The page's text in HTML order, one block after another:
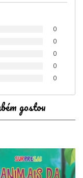
0
0
0
0
0
gostou